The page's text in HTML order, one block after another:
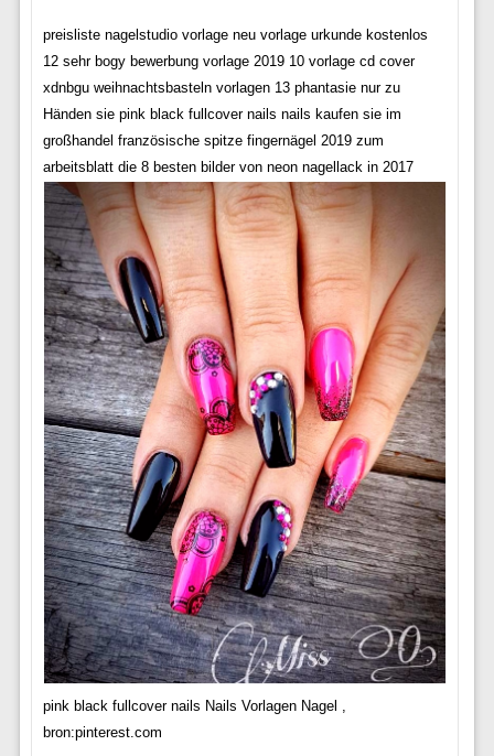
preisliste nagelstudio vorlage neu vorlage urkunde kostenlos
12 sehr bogy bewerbung vorlage 2019 10 vorlage cd cover
xdnbgu weihnachtsbasteln vorlagen 13 phantasie nur zu
Händen sie pink black fullcover nails nails kaufen sie im
großhandel französische spitze fingernägel 2019 zum
arbeitsblatt die 8 besten bilder von neon nagellack in 2017
pink black fullcover nails Nails Vorlagen Nagel ,
bron:pinterest.com